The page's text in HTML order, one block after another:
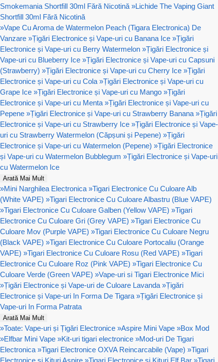
Smokemania Shortfill 30ml Fără Nicotină »Lichide The Vaping Giant
Shortfill 30ml Fără Nicotină
»Vape Cu Aroma de Watermelon Peach (Tigara Electronica) De
Vanzare »Țigări Electronice și Vape-uri cu Banana Ice »Țigări
Electronice și Vape-uri cu Berry Watermelon »Țigări Electronice și
Vape-uri cu Blueberry Ice »Țigări Electronice și Vape-uri cu Capsuni
(Strawberry) »Țigări Electronice și Vape-uri cu Cherry Ice »Țigări
Electronice și Vape-uri cu Cola »Țigări Electronice și Vape-uri cu
Grape Ice »Țigări Electronice și Vape-uri cu Mango »Țigări
Electronice și Vape-uri cu Menta »Țigări Electronice și Vape-uri cu
Pepene »Țigări Electronice și Vape-uri cu Strawberry Banana »Țigări
Electronice și Vape-uri cu Strawberry Ice »Țigări Electronice și Vape-
uri cu Strawberry Watermelon (Căpșuni și Pepene) »Țigări
Electronice și Vape-uri cu Watermelon (Pepene) »Țigări Electronice
și Vape-uri cu Watermelon Bubblegum »Țigări Electronice și Vape-uri
cu Watermelon Ice
Arată Mai Mult
»Mini Narghilea Electronica »Tigari Electronice Cu Culoare Alb
(White VAPE) »Tigari Electronice Cu Culoare Albastru (Blue VAPE)
»Tigari Electronice Cu Culoare Galben (Yellow VAPE) »Tigari
Electronice Cu Culoare Gri (Grey VAPE) »Tigari Electronice Cu
Culoare Mov (Purple VAPE) »Tigari Electronice Cu Culoare Negru
(Black VAPE) »Tigari Electronice Cu Culoare Portocaliu (Orange
VAPE) »Tigari Electronice Cu Culoare Rosu (Red VAPE) »Tigari
Electronice Cu Culoare Roz (Pink VAPE) »Tigari Electronice Cu
Culoare Verde (Green VAPE) »Vape-uri si Tigari Electronice Mici
»Țigări Electronice și Vape-uri de Culoare Lavanda »Țigări
Electronice și Vape-uri In Forma De Tigara »Țigări Electronice și
Vape-uri In Forma Patrata
Arată Mai Mult
»Toate: Vape-uri și Țigări Electronice »Aspire Mini Vape »Box Mod
»Elfbar Mini Vape »Kit-uri tigari electronice »Mod-uri De Tigari
Electronica »Tigari Electronice OXVA Reincarcabile (Vape) »Tigari
Electronice si Kituri Aspire »Tigari Electronice si Kituri Elf Bar »Tigari